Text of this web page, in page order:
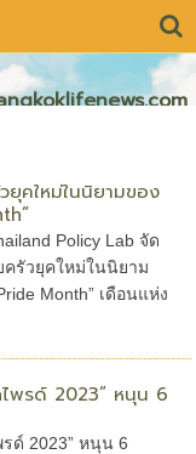
ยุคใหม่ในนิยามของ
Policy Lab จัด
ครัวยุคใหม่ในนิยาม
Month” เดือนแห่ง
ไพรด์ 2023” หนุน 6
รด์ 2023” หนุน 6